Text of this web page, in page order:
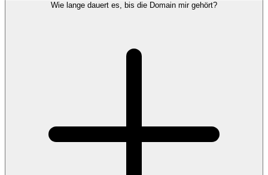
Wie lange dauert es, bis die Domain mir gehört?